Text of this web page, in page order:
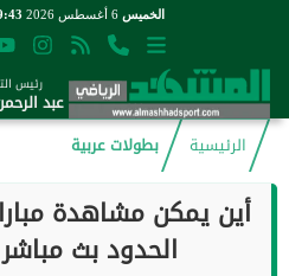
الخميس 6 أغسطس 2026
رئيس
عبد
الرئيسية
بطولات عربية
أين يمكن مشاهدة
الحدود بث